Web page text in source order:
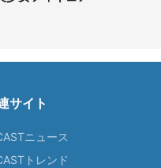
サイト
ニュース
トレンド